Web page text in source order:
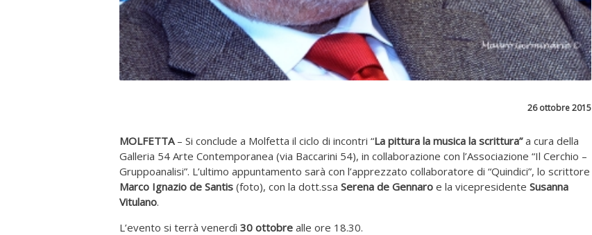
26 ottobre 2015
MOLFETTA– Si conclude a Molfetta il ciclo di incontri “La pittura la musica la scrittura”a cura della
Galleria 54 Arte Contemporanea (via Baccarini 54), in collaborazione con l’Associazione “Il Cerchio –
Gruppoanalisi”. L’ultimo appuntamento sarà con l’apprezzato collaboratore di “Quindici”, lo scrittore
Marco Ignazio de Santis (foto), con la dott.ssa Serena de Gennaro e la vicepresidente Susanna
Vitulano.
L’evento si terrà venerdì 30 ottobre alle ore 18.30.